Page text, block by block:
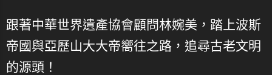
跟著中華世界遺產協會顧問林婉美，踏上波斯
帝國與亞歷山大大帝嚮往之路，追尋古老文明
的源頭！